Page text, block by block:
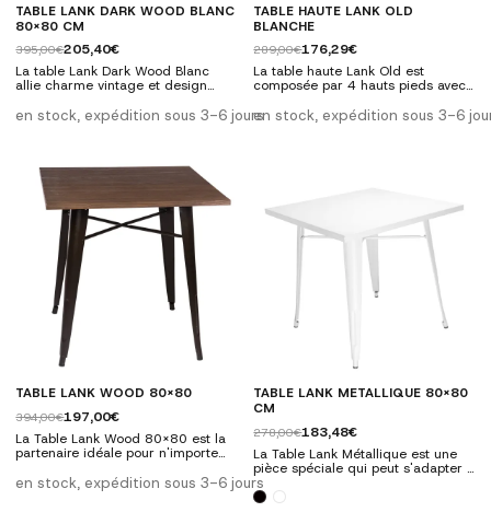
TABLE LANK DARK WOOD BLANC
80x80 CM
395,00€205,40€
La table Lank Dark Wood Blanc
allie charme vintage et design
environnements, des restaurants
aux maisons. Associez-le aux
Caractéristiques techniques:
Structure avec quatre pieds en
métal blanc et un plateau carré en
bois de hêtre foncé. Dimensions:
Largeur 80 cm x...
en stock, expédition sous 3-6 jours
TABLE HAUTE LANK OLD
BLANCHE
289,00€176,29€
La table haute Lank Old est
composée par 4 hauts pieds avec
repose-pieds et un plateau carré
qui fournit plus commodité et
modernes.
en stock, expédition sous 3-6
TABLE LANK WOOD 80X80
394,00€197,00€
La Table Lank Wood 80x80 est la
partenaire idéale pour n'importe
que vous trouverez sur notre
boutique en ligne. Créez un lieu
en stock, expédition sous 3-6 jours
TABLE LANK METALLIQUE 80x80
CM
278,00€183,48€
La Table Lank Métallique est une
pièce spéciale qui peut s'adapter à
différents styles de décoration tels
que : industriel, rétro ou